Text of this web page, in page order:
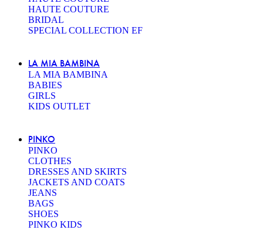
HAUTE COUTURE
BRIDAL
SPECIAL COLLECTION EF
LA MIA BAMBINA
LA MIA BAMBINA
BABIES
GIRLS
KIDS OUTLET
PINKO
PINKO
CLOTHES
DRESSES AND SKIRTS
JACKETS AND COATS
JEANS
BAGS
SHOES
PINKO KIDS